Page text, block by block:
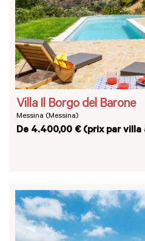
Villa Il Borgo del Barone
Messina (Messina)
De 4.400,00 € (prix par villa